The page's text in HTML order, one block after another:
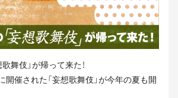
舞伎」が帰って来た！
開催された「妄想歌舞伎」が今年の夏も開